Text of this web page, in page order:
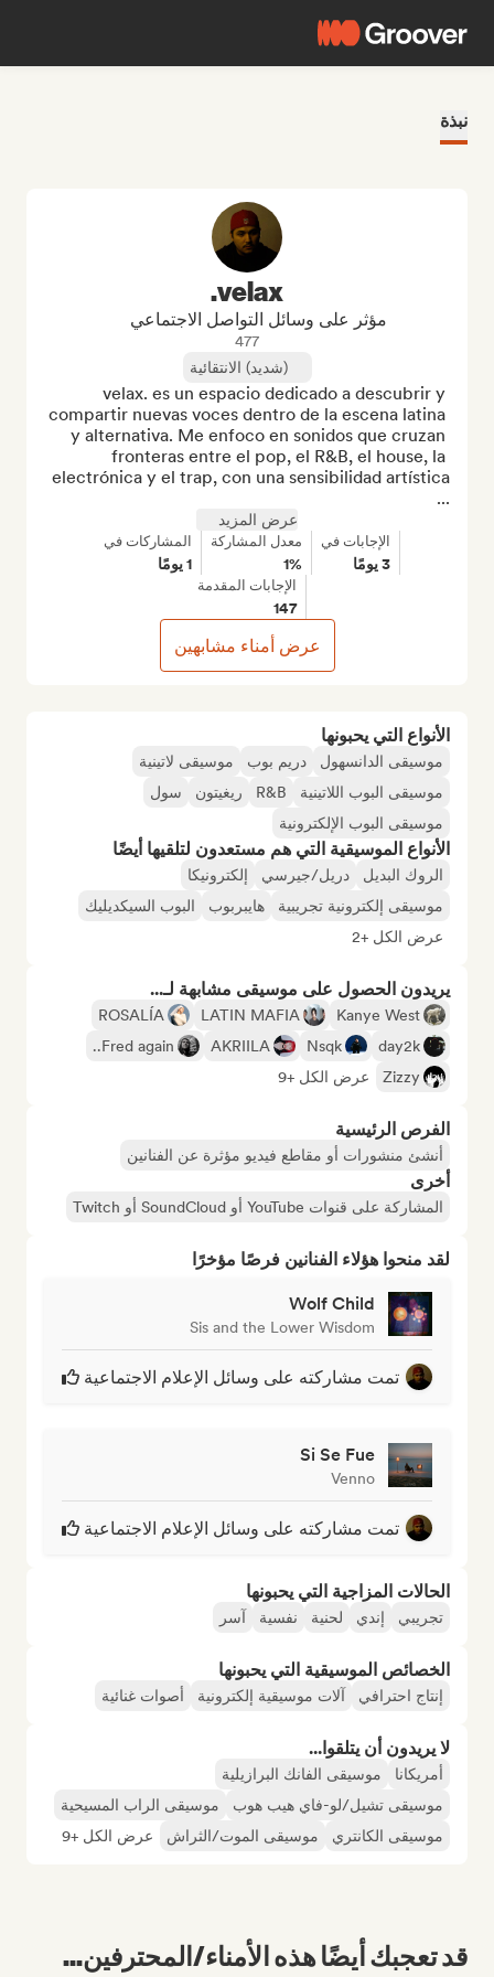
نبذة
الأنواع التي يحبونها
موسيقى الدانسهول دريم بوب
موسيقى لاتينية
موسيقى البوب اللاتينية
R&B ريغيتون
سول
موسيقى البوب الإلكترونية
الأنواع الموسيقية التي هم مستعدون لتلقيها أيضًا
الروك البديل دريل/جيرسي
إلكترونيكا
موسيقى إلكترونية تجريبية
هايبربوب
البوب السيكديليك
عرض الكل +2
يريدون الحصول على موسيقى مشابهة لـ...
Kanye West
LATIN MAFIA
ROSALÍA
day2k
Nsqk
AKRIILA
Fred again..
Zizzy
عرض الكل +9
الفرص الرئيسية
أنشئ منشورات أو مقاطع فيديو مؤثرة عن الفنانين
أخرى
المشاركة على قنوات YouTube أو SoundCloud أو Twitch
لقد منحوا هؤلاء الفنانين فرصًا مؤخرًا
Wolf Child
Sis and the Lower Wisdom
تمت مشاركته على وسائل الإعلام الاجتماعية
Si Se Fue
Venno
تمت مشاركته على وسائل الإعلام الاجتماعية
الحالات المزاجية التي يحبونها
تجريبي إندي لحنية نفسية آسر
الخصائص الموسيقية التي يحبونها
إنتاج احترافي آلات موسيقية إلكترونية أصوات غنائية
لا يريدون أن يتلقوا...
أمريكانا
موسيقى الفانك البرازيلية
موسيقى تشيل/لو-فاي هيب هوب
موسيقى الراب المسيحية
موسيقى الكانتري
موسيقى الموت/الثراش عرض الكل +9
velax.
مؤثر على وسائل التواصل الاجتماعي
477
(شديد) الانتقائية
velax. es un espacio dedicado a descubrir y
compartir nuevas voces dentro de la escena latina
y alternativa. Me enfoco en sonidos que cruzan
fronteras entre el pop, el R&B, el house, la
...
عرض المزيد
الإجابات في
3 يومًا
معدل المشاركة
1%
المشاركات في
1 يومًا
الإجابات المقدمة
147
عرض أمناء مشابهين
قد تعجبك أيضًا هذه الأمناء/المحترفين...